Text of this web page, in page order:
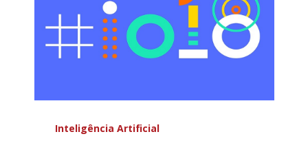
Inteligência Artificial